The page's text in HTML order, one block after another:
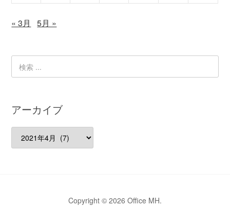
« 3月 5月 »
アーカイブ
ー
Copyright © 2026 Office MH.